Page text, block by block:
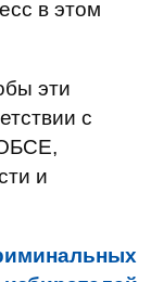
в этом
эти
с
и